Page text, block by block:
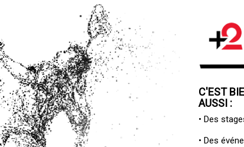
C'EST
AUSSI :
• Des
• Des